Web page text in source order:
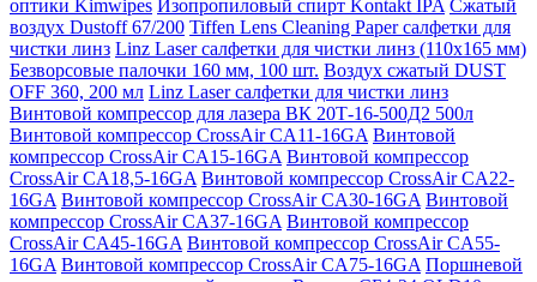
оптики Kimwipes Изопропиловый спирт Kontakt IPA Сжатый
воздух Dustoff 67/200 Tiffen Lens Cleaning Paper салфетки для
чистки линз Linz Laser салфетки для чистки линз (110х165 мм)
Безворсовые палочки 160 мм, 100 шт. Воздух сжатый DUST
OFF 360, 200 мл Linz Laser салфетки для чистки линз
Винтовой компрессор для лазера ВК 20Т-16-500Д2 500л
Винтовой компрессор CrossAir CA11-16GA Винтовой
компрессор CrossAir CA15-16GA Винтовой компрессор
CrossAir CA18,5-16GA Винтовой компрессор CrossAir CA22-
16GA Винтовой компрессор CrossAir CA30-16GA Винтовой
компрессор CrossAir CA37-16GA Винтовой компрессор
CrossAir CA45-16GA Винтовой компрессор CrossAir CA55-
16GA Винтовой компрессор CrossAir CA75-16GA Поршневой